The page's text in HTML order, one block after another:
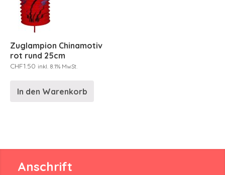
Zuglampion Chinamotiv
rot rund 25cm
CHF1.50 inkl. 8.1% MwSt.
In den Warenkorb
Anschrift